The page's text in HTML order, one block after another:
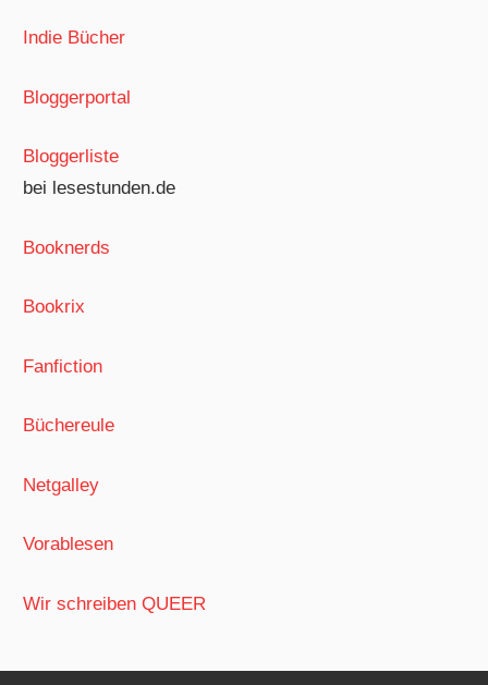
Indie Bücher
Bloggerportal
Bloggerliste
bei lesestunden.de
Booknerds
Bookrix
Fanfiction
Büchereule
Netgalley
Vorablesen
Wir schreiben QUEER